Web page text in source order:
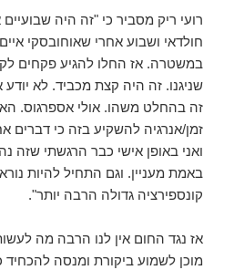
רועי ריק מסביר כי "זה היה
חולדאי ושבוע אחרי שאוחובסקי איים
במשטרה. אז החלו להגיע פקחים
שניגנו. זה היה קצת מכביד. לא יודע
זה בהחלט משהו. אולי אספרגוס.
זמן/אנרגיה להשקיע בזה כי דברים
ואני באופן אישי כבר הרגשתי שזה
באמת מעניין. וגם התחיל להיות
קונספירציה גדולה הרבה יותר".
אז נגד החום אין לנו הרבה מה
מוכן לשמוע ביקורת ומנסה להכחיד